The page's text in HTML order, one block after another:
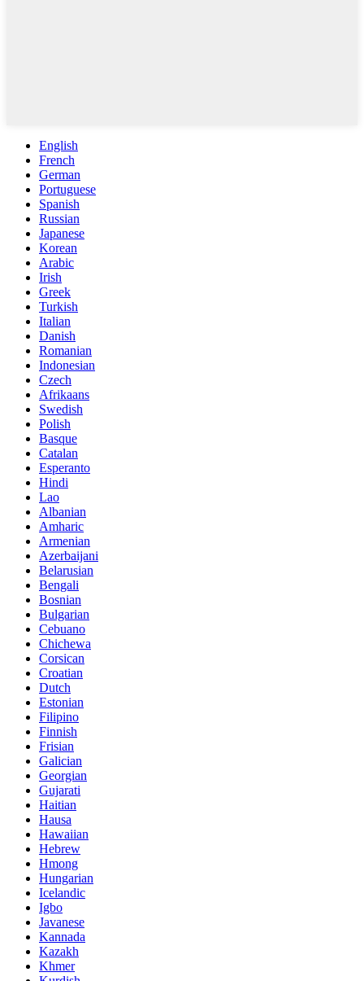
English
French
German
Portuguese
Spanish
Russian
Japanese
Korean
Arabic
Irish
Greek
Turkish
Italian
Danish
Romanian
Indonesian
Czech
Afrikaans
Swedish
Polish
Basque
Catalan
Esperanto
Hindi
Lao
Albanian
Amharic
Armenian
Azerbaijani
Belarusian
Bengali
Bosnian
Bulgarian
Cebuano
Chichewa
Corsican
Croatian
Dutch
Estonian
Filipino
Finnish
Frisian
Galician
Georgian
Gujarati
Haitian
Hausa
Hawaiian
Hebrew
Hmong
Hungarian
Icelandic
Igbo
Javanese
Kannada
Kazakh
Khmer